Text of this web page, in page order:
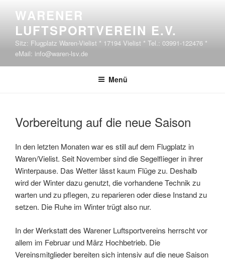
WARENER
LUFTSPORTVEREIN E.V.
Sitz: Flugplatz Waren-Vielist * 17194 Vielist * Tel.: 03991-122476 *
eMail: info@waren-lsv.de
Menü
Vorbereitung auf die neue Saison
In den letzten Monaten war es still auf dem Flugplatz in
Waren/Vielist. Seit November sind die Segelflieger in ihrer
Winterpause. Das Wetter lässt kaum Flüge zu. Deshalb
wird der Winter dazu genutzt, die vorhandene Technik zu
warten und zu pflegen, zu reparieren oder diese Instand zu
setzen. Die Ruhe im Winter trügt also nur.
In der Werkstatt des Warener Luftsportvereins herrscht vor
allem im Februar und März Hochbetrieb. Die
Vereinsmitglieder bereiten sich intensiv auf die neue Saison